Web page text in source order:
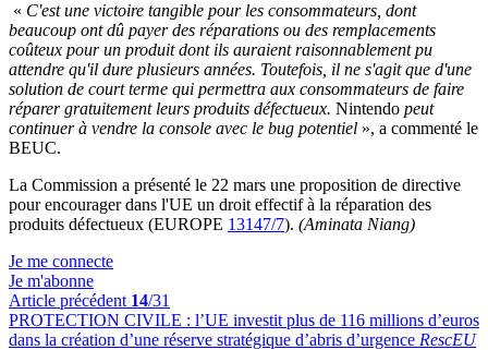
« C'est une victoire tangible pour les consommateurs, dont
beaucoup ont dû payer des réparations ou des remplacements
coûteux pour un produit dont ils auraient raisonnablement pu
attendre qu'il dure plusieurs années. Toutefois, il ne s'agit que d'une
solution de court terme qui permettra aux consommateurs de faire
réparer gratuitement leurs produits défectueux. Nintendo peut
continuer à vendre la console avec le bug potentiel », a commenté le
BEUC.
La Commission a présenté le 22 mars une proposition de directive
pour encourager dans l'UE un droit effectif à la réparation des
produits défectueux (EUROPE 13147/7). (Aminata Niang)
Je me connecte
Je m'abonne
Article précédent 14/31
PROTECTION CIVILE : l’UE investit plus de 116 millions d’euros
dans la création d’une réserve stratégique d’abris d’urgence RescEU